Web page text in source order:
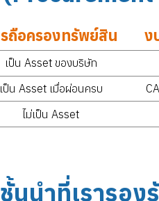
ถือครองทรัพย์สิน ง
เป็น Asset ของบริษัท
เป็น Asset เมื่อผ่อนครบ
ไม่เป็น Asset
นนำที่เรารอง